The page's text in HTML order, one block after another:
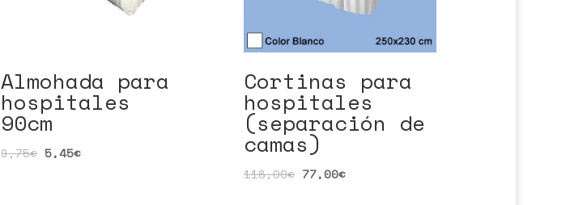
Almohada para
hospitales
90cm
9,75€ 5,45€
Cortinas para
hospitales
(separación de
camas)
118,00€ 77,00€